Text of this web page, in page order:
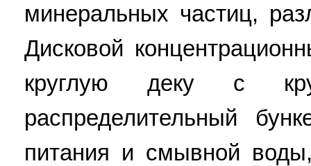
минеральных частиц,
Дисковой
круглую деку с
распределительный
питания и смывной